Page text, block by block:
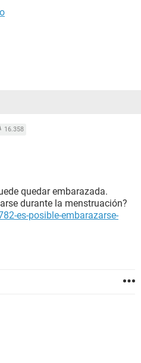
16.358
quedar embarazada.
durante la menstruación?
es-posible-embarazarse-